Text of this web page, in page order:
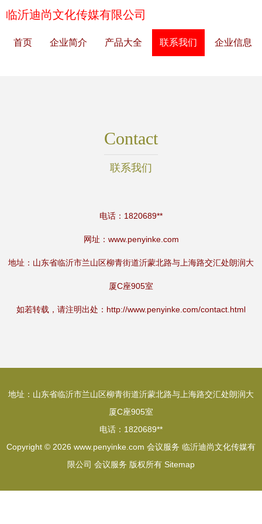
临沂迪尚文化传媒有限公司
首页 企业简介 产品大全 联系我们 企业信息
Contact
联系我们
电话：1820689**
网址： www.penyinke.com
地址：山东省临沂市兰山区柳青街道沂蒙北路与上海路交汇处朗润大
厦C座905室
如若转载，请注明出处：http://www.penyinke.com/contact.html
地址：山东省临沂市兰山区柳青街道沂蒙北路与上海路交汇处朗润大
厦C座905室
电话：1820689**
Copyright © 2026 www.penyinke.com 会议服务 临沂迪尚文化传媒有
限公司 会议服务 版权所有 Sitemap